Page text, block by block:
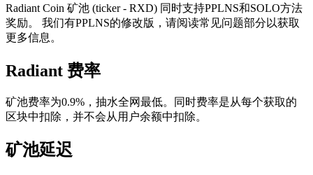
Radiant Coin 矿池 (ticker - RXD) 同时支持PPLNS和SOLO方法
奖励。 我们有PPLNS的修改版，请阅读常见问题部分以获取
更多信息。
Radiant 费率
矿池费率为0.9%，抽水全网最低。同时费率是从每个获取的
区块中扣除，并不会从用户余额中扣除。
矿池延迟